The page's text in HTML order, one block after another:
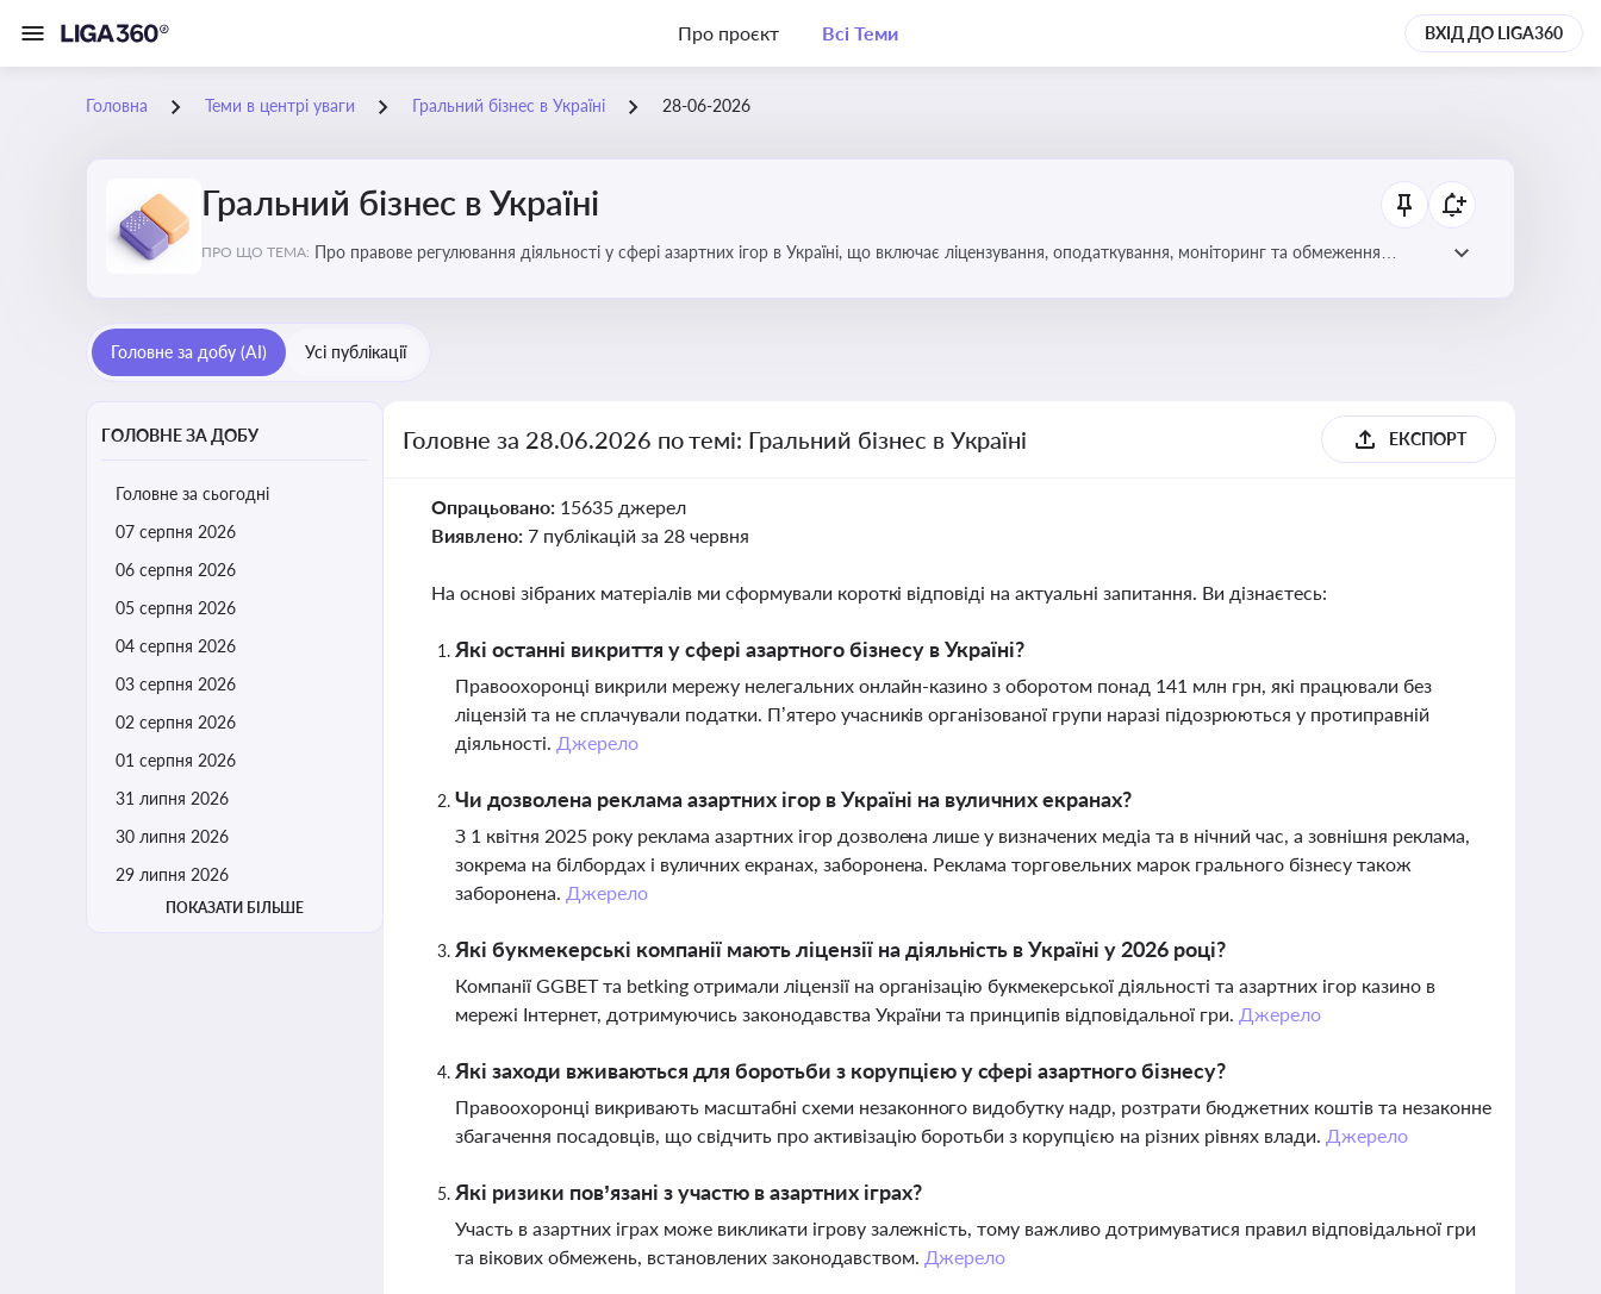
Про проєкт Всі Теми ВХІД ДО LIGA360
Головна Теми в центрі уваги Гральний бізнес в Україні 28-06-2026
Гральний бізнес в Україні
ПРО ЩО ТЕМА: Про правове регулювання діяльності у сфері азартних ігор в Україні, що включає ліцензування, оподаткування, моніторинг та обмеження
Головне за добу (AI) Усі публікації
ГОЛОВНЕ ЗА ДОБУ
Головне за сьогодні
07 серпня 2026
06 серпня 2026
05 серпня 2026
04 серпня 2026
03 серпня 2026
02 серпня 2026
01 серпня 2026
31 липня 2026
30 липня 2026
29 липня 2026
ПОКАЗАТИ БІЛЬШЕ
Головне за 28.06.2026 по темі: Гральний бізнес в Україні ЕКСПОРТ
Опрацьовано: 15635 джерел
Виявлено: 7 публікацій за 28 червня
На основі зібраних матеріалів ми сформували короткі відповіді на актуальні запитання. Ви дізнаєтесь:
Які останні викриття у сфері азартного бізнесу в Україні?
Правоохоронці викрили мережу нелегальних онлайн-казино з оборотом понад 141 млн грн, які працювали без
ліцензій та не сплачували податки. П’ятеро учасників організованої групи наразі підозрюються у протиправній
діяльності. Джерело
Чи дозволена реклама азартних ігор в Україні на вуличних екранах?
З 1 квітня 2025 року реклама азартних ігор дозволена лише у визначених медіа та в нічний час, а зовнішня реклама,
зокрема на білбордах і вуличних екранах, заборонена. Реклама торговельних марок грального бізнесу також
заборонена. Джерело
Які букмекерські компанії мають ліцензії на діяльність в Україні у 2026 році?
Компанії GGBET та betking отримали ліцензії на організацію букмекерської діяльності та азартних ігор казино в
мережі Інтернет, дотримуючись законодавства України та принципів відповідальної гри. Джерело
Які заходи вживаються для боротьби з корупцією у сфері азартного бізнесу?
Правоохоронці викривають масштабні схеми незаконного видобутку надр, розтрати бюджетних коштів та незаконне
збагачення посадовців, що свідчить про активізацію боротьби з корупцією на різних рівнях влади. Джерело
Які ризики пов’язані з участю в азартних іграх?
Участь в азартних іграх може викликати ігрову залежність, тому важливо дотримуватися правил відповідальної гри
та вікових обмежень, встановлених законодавством. Джерело